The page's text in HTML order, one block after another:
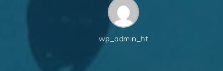
wp_admin_ht